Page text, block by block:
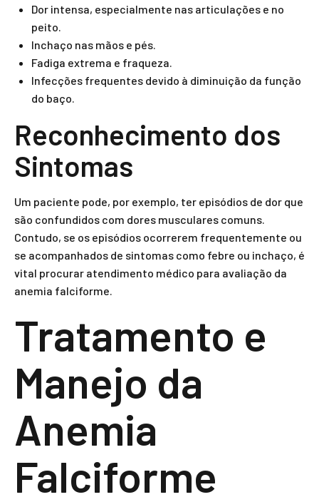
Dor intensa, especialmente nas articulações e no
peito.
Inchaço nas mãos e pés.
Fadiga extrema e fraqueza.
Infecções frequentes devido à diminuição da função
do baço.
Reconhecimento dos
Sintomas
Um paciente pode, por exemplo, ter episódios de dor que
são confundidos com dores musculares comuns.
Contudo, se os episódios ocorrerem frequentemente ou
se acompanhados de sintomas como febre ou inchaço, é
vital procurar atendimento médico para avaliação da
anemia falciforme.
Tratamento e
Manejo da
Anemia
Falciforme